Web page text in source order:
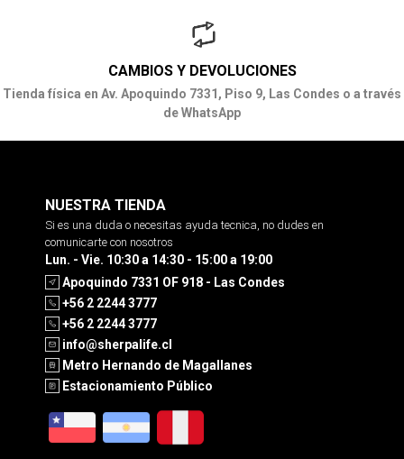
CAMBIOS Y DEVOLUCIONES
Tienda física en Av. Apoquindo 7331, Piso 9, Las Condes o a través
de WhatsApp
NUESTRA TIENDA
Si es una duda o necesitas ayuda tecnica, no dudes en
comunicarte con nosotros
Lun. - Vie. 10:30 a 14:30 - 15:00 a 19:00
Apoquindo 7331 OF 918 - Las Condes
+56 2 2244 3777
+56 2 2244 3777
info@sherpalife.cl
Metro Hernando de Magallanes
Estacionamiento Público